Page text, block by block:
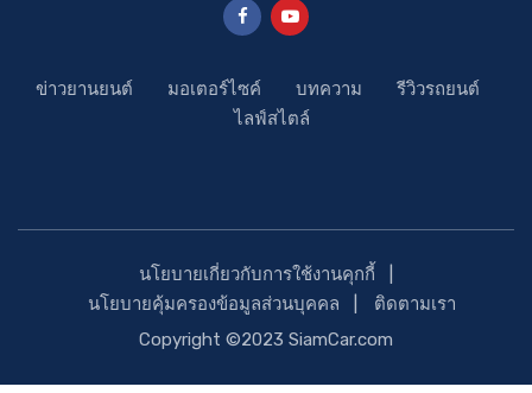
ข่าวยานยนต์ มอเตอร์ไซค์ บทความ
รีวิวรถยนต์
ไลฟ์สไตล์
นโยบายเกี่ยวกับการใช้งานคุกกี้
นโยบายคุ้มครองข้อมูลส่วนบุคคล
ติดตามเรา
Copyright ©2023 SiamCar.com